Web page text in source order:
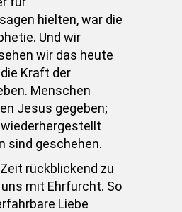
hielten, war die
Und wir
wir das heute
Kraft der
Menschen
Jesus gegeben;
sind geschehen.
rückblickend zu
mit Ehrfurcht. So
Liebe